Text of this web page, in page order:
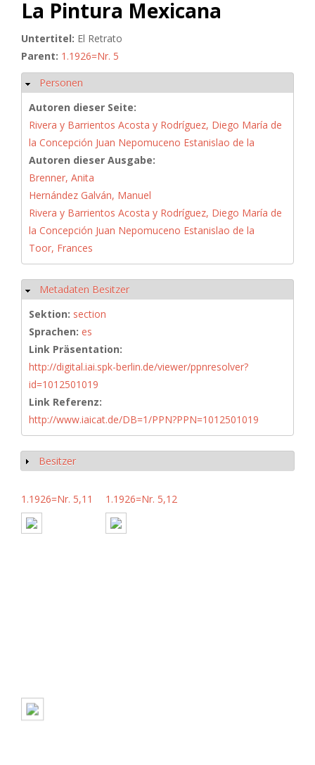
La Pintura Mexicana
Untertitel: El Retrato
Parent: 1.1926=Nr. 5
Ausblenden
Personen
Autoren dieser Seite:
Rivera y Barrientos Acosta y Rodríguez, Diego María de
la Concepción Juan Nepomuceno Estanislao de la
Autoren dieser Ausgabe:
Brenner, Anita
Hernández Galván, Manuel
Rivera y Barrientos Acosta y Rodríguez, Diego María de
la Concepción Juan Nepomuceno Estanislao de la
Toor, Frances
Ausblenden
Metadaten Besitzer
Sektion: section
Sprachen: es
Link Präsentation:
http://digital.iai.spk-berlin.de/viewer/ppnresolver?
id=1012501019
Link Referenz:
http://www.iaicat.de/DB=1/PPN?PPN=1012501019
Anzeigen
Besitzer
1.1926=Nr. 5,11 1.1926=Nr. 5,12